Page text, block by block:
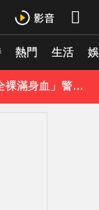
熱門 生活《理財達人秀》X 安聯投信免費講座報名中！搶先卡位 2027
48歲男星直播突亮刀自殘！「全裸滿身血」警急破門 家屬發聲曝現況